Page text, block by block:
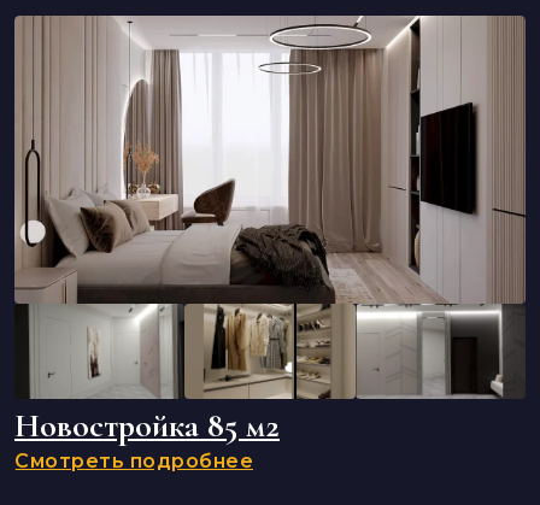
Новостройка 85 м2
Смотреть подробнее